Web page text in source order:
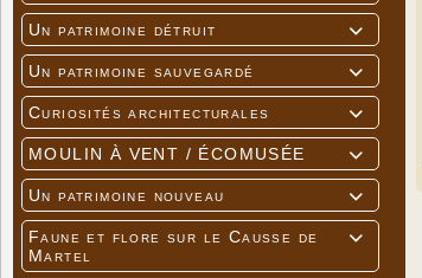

Un patrimoine détruit

Un patrimoine sauvegardé

Curiosités architecturales

MOULIN À VENT / ÉCOMUSÉE

Un patrimoine nouveau

Faune et flore sur le Causse de
Martel